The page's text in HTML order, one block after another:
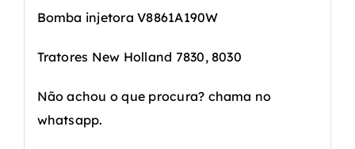
Bomba injetora V8861A190W
Tratores New Holland 7830, 8030
Não achou o que procura? chama no
whatsapp.